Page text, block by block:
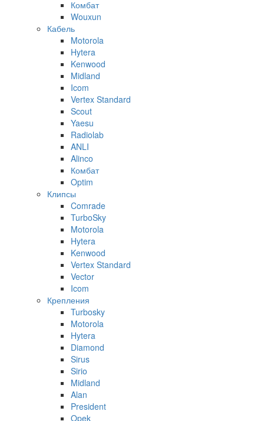
Комбат
Wouxun
Кабель
Motorola
Hytera
Kenwood
Midland
Icom
Vertex Standard
Scout
Yaesu
Radiolab
ANLI
Alinco
Комбат
Optim
Клипсы
Comrade
TurboSky
Motorola
Hytera
Kenwood
Vertex Standard
Vector
Icom
Крепления
Turbosky
Motorola
Hytera
Diamond
Sirus
Sirio
Midland
Alan
President
Opek